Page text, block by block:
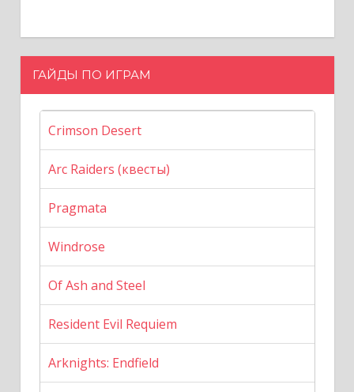
ГАЙДЫ ПО ИГРАМ
Crimson Desert
Arc Raiders (квесты)
Pragmata
Windrose
Of Ash and Steel
Resident Evil Requiem
Arknights: Endfield